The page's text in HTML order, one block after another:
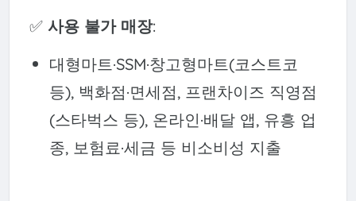
✅ 사용 불가 매장:
대형마트·SSM·창고형마트(코스트코
등), 백화점·면세점, 프랜차이즈 직영점
(스타벅스 등), 온라인·배달 앱, 유흥 업
종, 보험료·세금 등 비소비성 지출